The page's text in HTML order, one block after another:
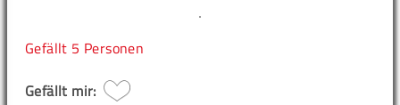
Gefällt 5 Personen
Gefällt mir: